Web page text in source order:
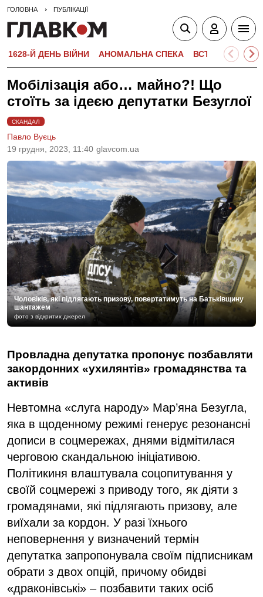
ГОЛОВНА ПУБЛІКАЦІЇ
1628-Й ДЕНЬ ВІЙНИ АНОМАЛЬНА СПЕКА ВСТУПНА
Мобілізація або… майно?! Що
стоїть за ідеєю депутатки Безуглої
СКАНДАЛ
19 грудня, 2023, 11:40 glavcom.ua
Павло Вуєць
Чоловіків, які підлягають призову, повертатимуть на Батьківщину
шантажем
фото з відкритих джерел
Провладна депутатка пропонує позбавляти
закордонних «ухилянтів» громадянства та
активів
Невтомна «слуга народу» Мар’яна Безугла,
яка в щоденному режимі генерує резонансні
дописи в соцмережах, днями відмітилася
черговою скандальною ініціативою.
Політикиня влаштувала соцопитування у
своїй соцмережі з приводу того, як діяти з
громадянами, які підлягають призову, але
виїхали за кордон. У разі їхнього
неповернення у визначений термін
депутатка запропонувала своїм підписникам
обрати з двох опцій, причому обидві
«драконівські» – позбавити таких осіб